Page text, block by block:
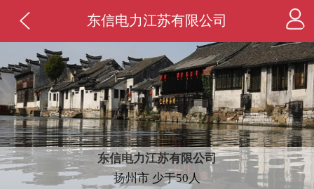
东信电力江苏有限公司
东信电力江苏有限公司
扬州市 少于50人